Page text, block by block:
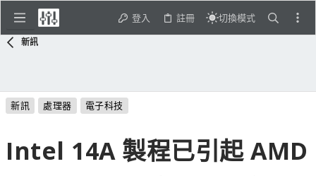
登入 註冊 切換模式
新訊
新訊 處理器 電子科技
Intel 14A 製程已引起 AMD